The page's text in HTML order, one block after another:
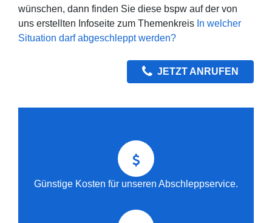
wünschen, dann finden Sie diese bspw auf der von
uns erstellten Infoseite zum Themenkreis In welcher
Situation darf abgeschleppt werden?
JETZT ANRUFEN
Günstige Kosten für unseren Abschleppservice.